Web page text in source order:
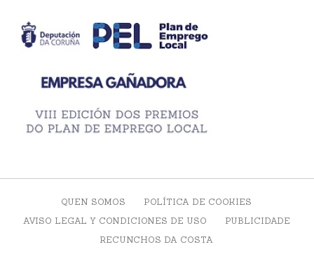
QUEN SOMOS
POLÍTICA DE COOKIES
AVISO LEGAL Y CONDICIONES DE USO
PUBLICIDADE
RECUNCHOS DA COSTA